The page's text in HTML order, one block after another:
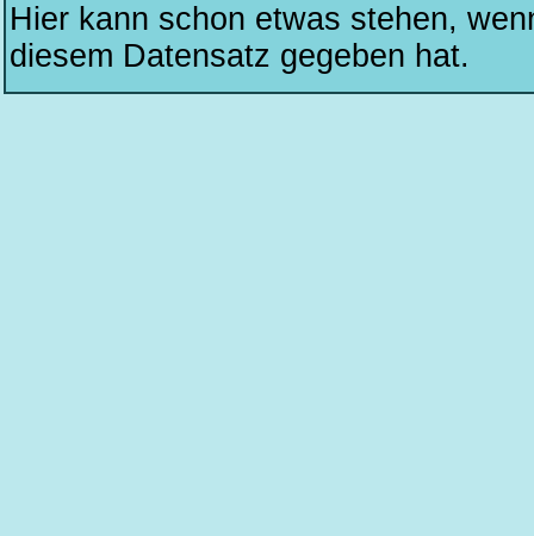
Hier kann schon etwas stehen,
diesem Datensatz gegeben hat.